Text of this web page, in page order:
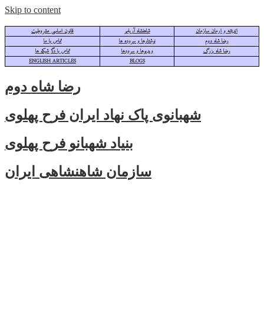
Skip to content
قانون اساسی مشروطیت شاهنشاه آریامهر
اندیشه و ارمان سازمان
تماس با ما
نوشتارها و سروده ها
رضا شاه دوم
تماس با دگر شبکه ها
ویدیوها و سرودها
رضا شاه بزرگ
ENGLISH ARTICLES
BLOGS
رضا شاه دوم
شهبانوی پاک نهاد ایران فرح پهلوی
بنیاد شهبانو فرح پهلوی
سازمان شاهنشاهی ایران